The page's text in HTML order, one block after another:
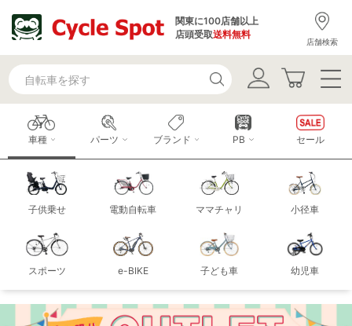
関東に100店舗以上
店頭受取送料無料
店舗検索
車種
子供乗せ 電動自転車 ママチャリ 小径車
スポーツ e-BIKE 子ども車 幼児車
パーツ ブランド PB セール